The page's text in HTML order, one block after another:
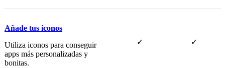
Añade tus iconos
Utiliza iconos para conseguir
apps más personalizadas y
bonitas.
✓ ✓